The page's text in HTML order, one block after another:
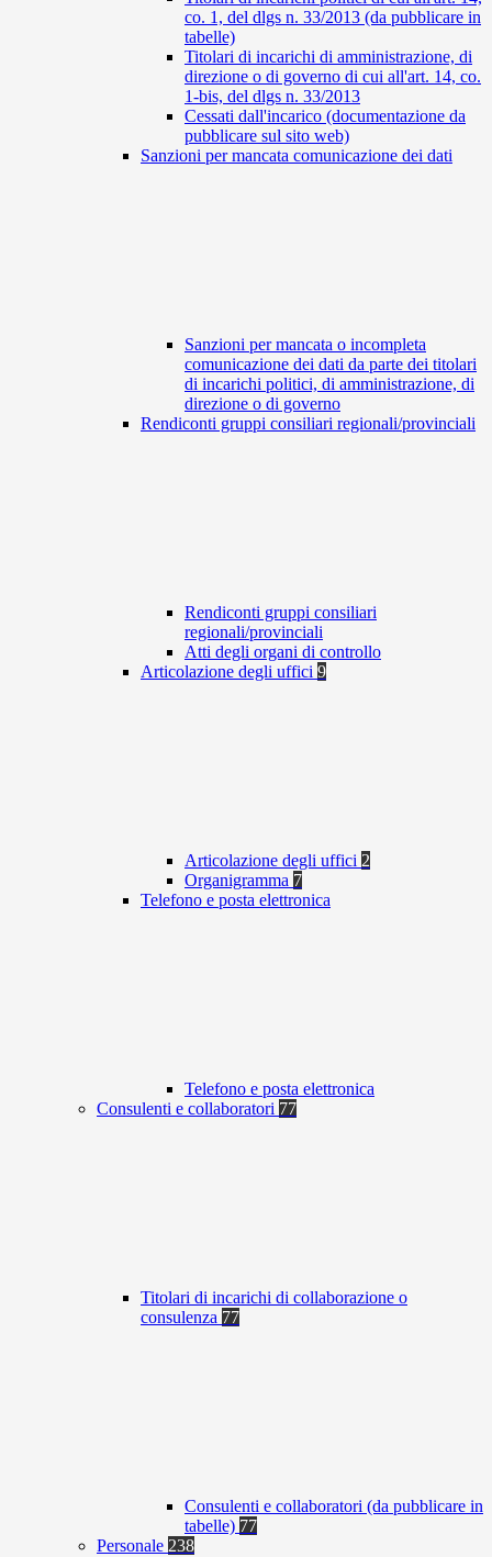
co. 1, del dlgs n. 33/2013 (da pubblicare in
tabelle)
Titolari di incarichi di amministrazione, di
direzione o di governo di cui all'art. 14, co.
1-bis, del dlgs n. 33/2013
Cessati dall'incarico (documentazione da
pubblicare sul sito web)
Sanzioni per mancata comunicazione dei dati
Sanzioni per mancata o incompleta
comunicazione dei dati da parte dei titolari
di incarichi politici, di amministrazione, di
direzione o di governo
Rendiconti gruppi consiliari regionali/provinciali
Rendiconti gruppi consiliari
regionali/provinciali
Atti degli organi di controllo
Articolazione degli uffici 9
Articolazione degli uffici 2
Organigramma 7
Telefono e posta elettronica
Telefono e posta elettronica
Consulenti e collaboratori 77
Titolari di incarichi di collaborazione o
consulenza 77
Consulenti e collaboratori (da pubblicare in
tabelle) 77
Personale 238